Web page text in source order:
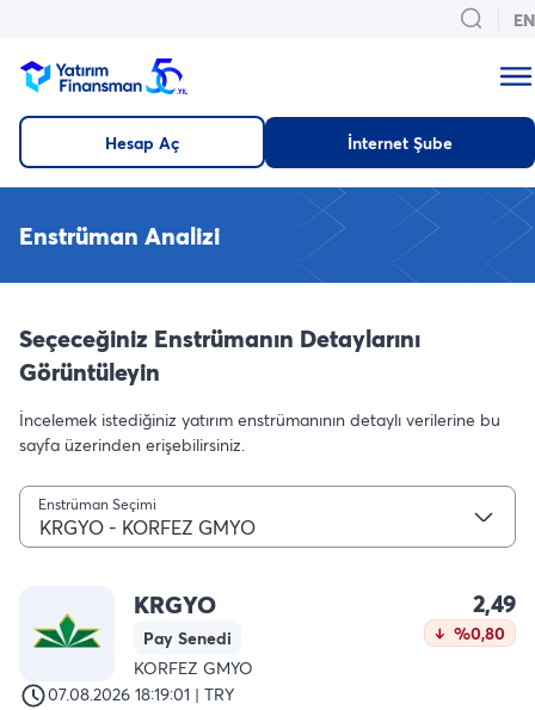
EN
Hesap Aç İnternet Şube
Enstrüman Analizi
Seçeceğiniz Enstrümanın Detaylarını
Görüntüleyin
İncelemek istediğiniz yatırım enstrümanının detaylı verilerine bu
sayfa üzerinden erişebilirsiniz.
Enstrüman Seçimi
KRGYO - KORFEZ GMYO
KRGYO
Pay Senedi
KORFEZ GMYO
2,49
%0,80
07.08.2026 18:19:01 | TRY